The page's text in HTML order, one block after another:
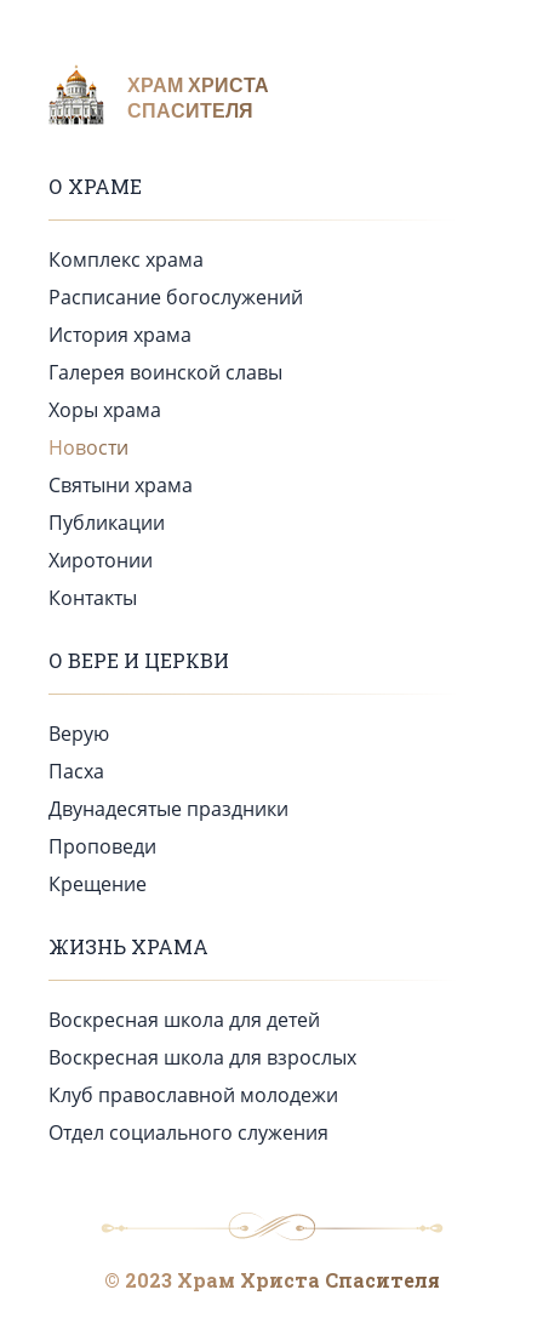
ХРАМ ХРИСТА
СПАСИТЕЛЯ
О ХРАМЕ
Комплекс храма
Расписание богослужений
История храма
Галерея воинской славы
Хоры храма
Новости
Святыни храма
Публикации
Хиротонии
Контакты
О ВЕРЕ И ЦЕРКВИ
Верую
Пасха
Двунадесятые праздники
Проповеди
Крещение
ЖИЗНЬ ХРАМА
Воскресная школа для детей
Воскресная школа для взрослых
Клуб православной молодежи
Отдел социального служения
© 2023 Храм Христа Спасителя